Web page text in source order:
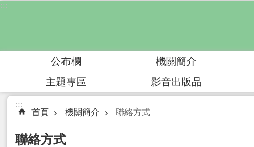
跳到主要內容區塊
:::
公布欄 機關簡介
主題專區
影音出版品
:::
首頁 機關簡介 聯絡方式
聯絡方式